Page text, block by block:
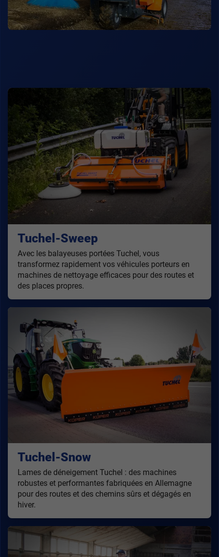
Tuchel-Sweep
Avec les balayeuses portées Tuchel, vous
transformez rapidement vos véhicules porteurs en
machines de nettoyage efficaces pour des routes et
des places propres.
Tuchel-Snow
Lames de déneigement Tuchel : des machines
robustes et performantes fabriquées en Allemagne
pour des routes et des chemins sûrs et dégagés en
hiver.